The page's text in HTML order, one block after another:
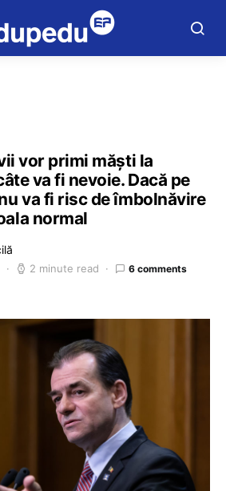
vor primi măști la
va fi nevoie. Dacă pe
va fi risc de îmbolnăvire
normal
2 minute read 6 comments